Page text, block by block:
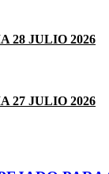
28 JULIO 2026
27 JULIO 2026